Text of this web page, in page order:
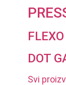
DOT
Svi